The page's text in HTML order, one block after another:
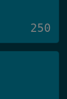
250